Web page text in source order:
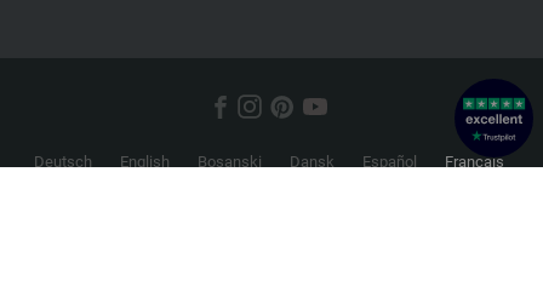
Deutsch English Bosanski Dansk Español
Français